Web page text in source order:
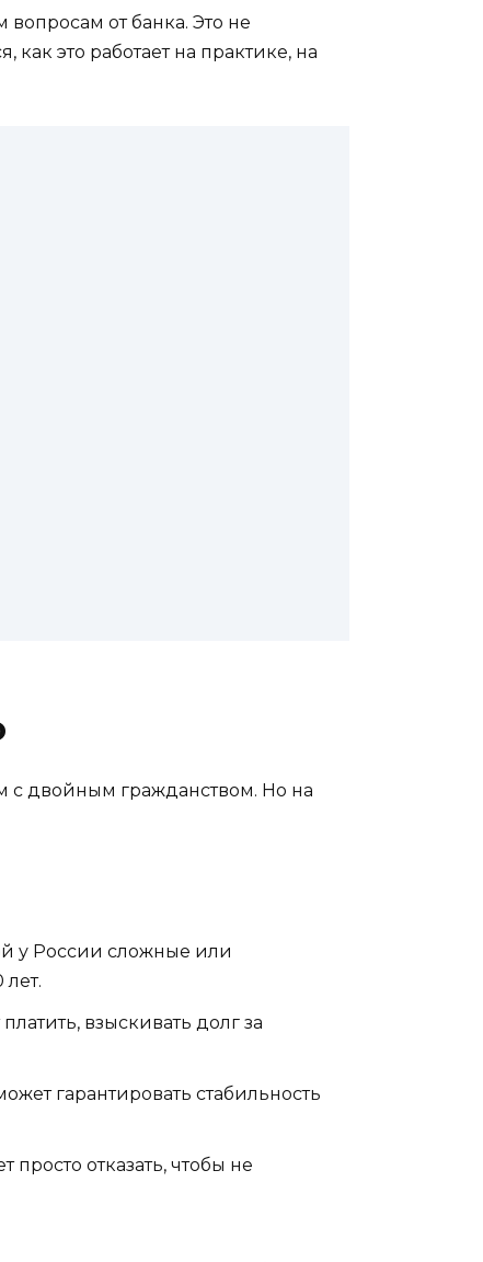
от банка. Это не
это работает на практике, на
с двойным гражданством. Но на
у России сложные или
взыскивать долг за
гарантировать стабильность
отказать, чтобы не